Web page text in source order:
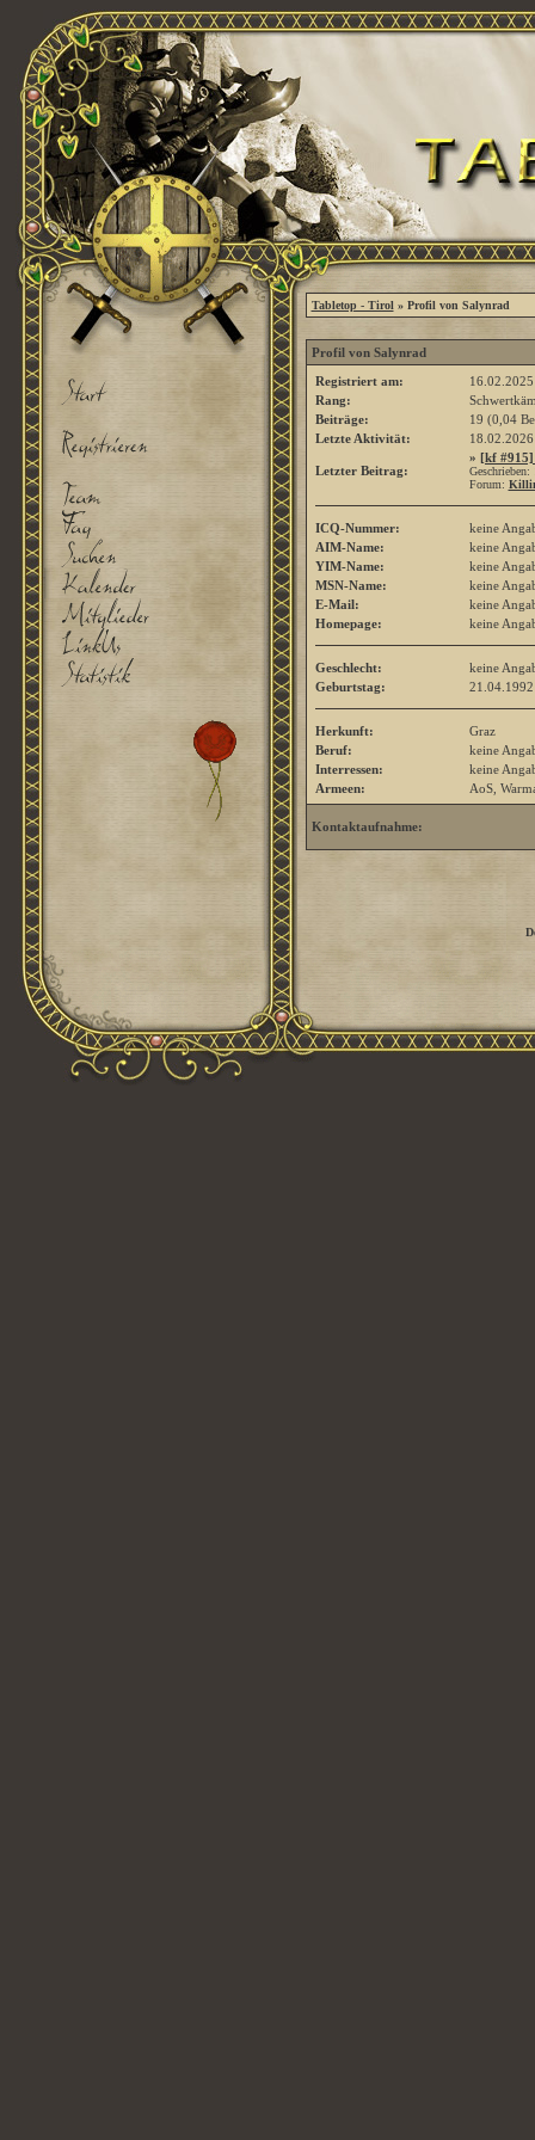
Tabletop - Tirol » Profil von Salynrad
Profil von Salynrad
Registriert am:
16.02.2025
Rang:
Beiträge:
19 (0,04
Letzte Aktivität:
Letzter Beitrag:
» [kf #915]
Forum:
ICQ-Nummer:
keine
AIM-Name:
keine
YIM-Name:
keine
MSN-Name:
keine
E-Mail:
keine
Homepage:
keine
Geschlecht:
keine
Geburtstag:
21.04.1992
Herkunft:
Graz
Beruf:
keine
Interressen:
keine
Armeen:
AoS,
Kontaktaufnahme: